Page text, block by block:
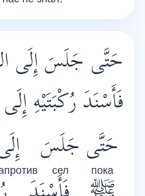
حَتَّى جَلَسَ إِلَى
فَأَسْنَدَ رُكْبَتَيْهِ
حَتَّى
пока
جَلَسَ
сел